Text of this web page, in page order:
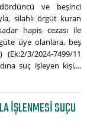
ve beşinci
silahlı örgüt kuran
hapis cezası ile
üye olanlara, beş
3/2024-7499/11
suç işleyen kişi,...
IŞLENMESI SUÇU